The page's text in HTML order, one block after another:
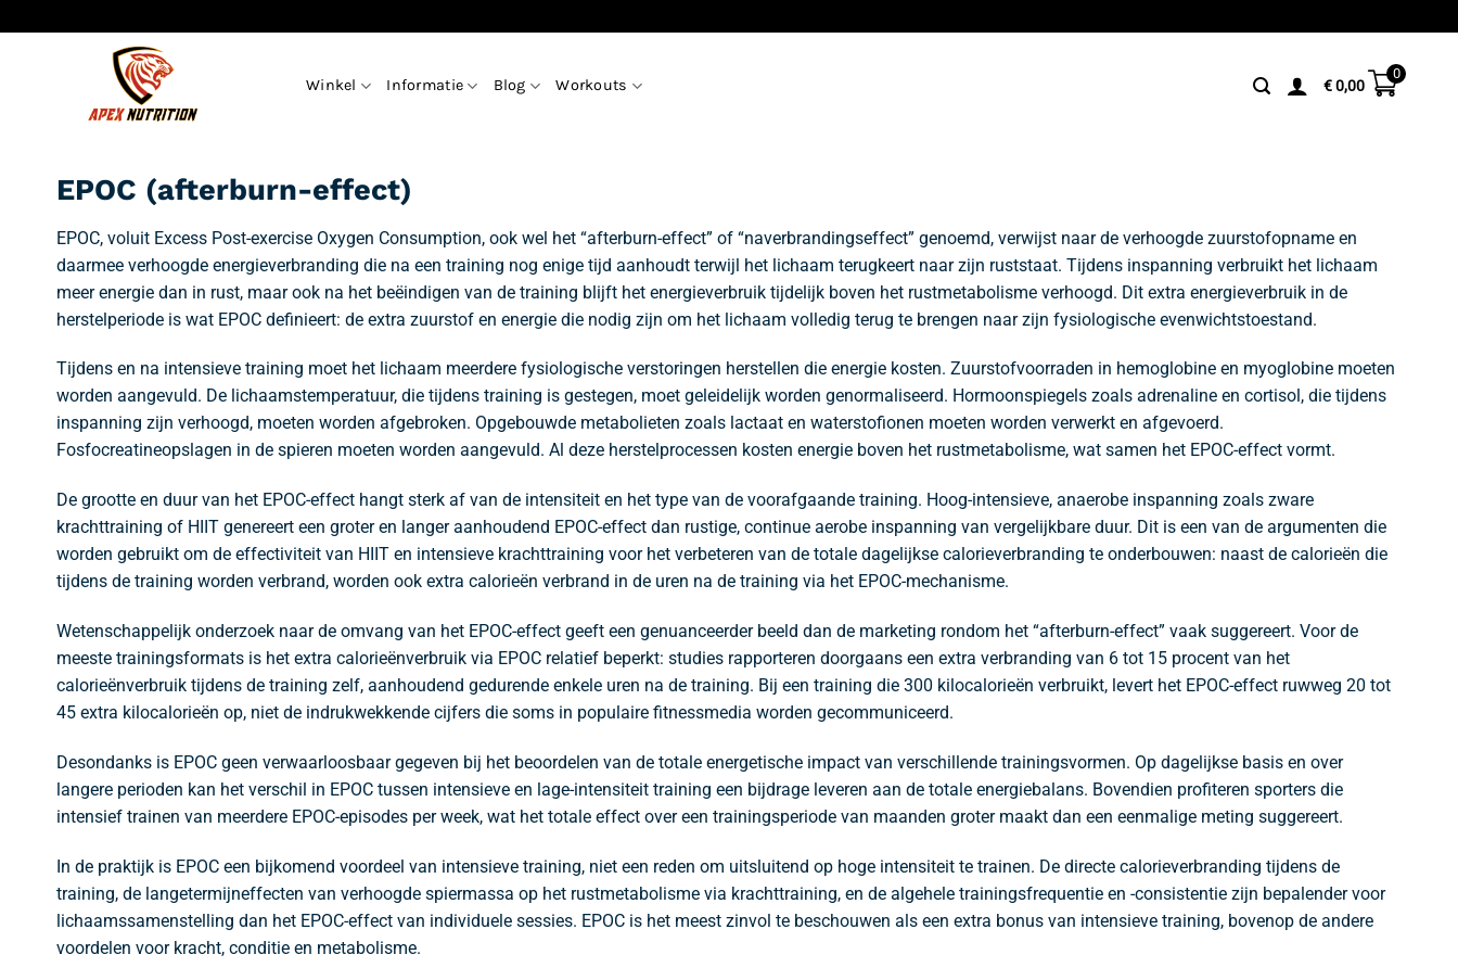
naar
Winkel Informatie Blog Workouts €0,00
0
EPOC (afterburn-effect)
EPOC, voluit Excess Post-exercise Oxygen Consumption, ook wel het “afterburn-effect” of “naverbrandingseffect” genoemd, verwijst naar de verhoogde zuurstofopname en
daarmee verhoogde energieverbranding die na een training nog enige tijd aanhoudt terwijl het lichaam terugkeert naar zijn ruststaat. Tijdens inspanning verbruikt het lichaam
meer energie dan in rust, maar ook na het beëindigen van de training blijft het energieverbruik tijdelijk boven het rustmetabolisme verhoogd. Dit extra energieverbruik in de
herstelperiode is wat EPOC definieert: de extra zuurstof en energie die nodig zijn om het lichaam volledig terug te brengen naar zijn fysiologische evenwichtstoestand.
Tijdens en na intensieve training moet het lichaam meerdere fysiologische verstoringen herstellen die energie kosten. Zuurstofvoorraden in hemoglobine en myoglobine moeten
worden aangevuld. De lichaamstemperatuur, die tijdens training is gestegen, moet geleidelijk worden genormaliseerd. Hormoonspiegels zoals adrenaline en cortisol, die tijdens
inspanning zijn verhoogd, moeten worden afgebroken. Opgebouwde metabolieten zoals lactaat en waterstofionen moeten worden verwerkt en afgevoerd.
Fosfocreatineopslagen in de spieren moeten worden aangevuld. Al deze herstelprocessen kosten energie boven het rustmetabolisme, wat samen het EPOC-effect vormt.
De grootte en duur van het EPOC-effect hangt sterk af van de intensiteit en het type van de voorafgaande training. Hoog-intensieve, anaerobe inspanning zoals zware
krachttraining of HIIT genereert een groter en langer aanhoudend EPOC-effect dan rustige, continue aerobe inspanning van vergelijkbare duur. Dit is een van de argumenten die
worden gebruikt om de effectiviteit van HIIT en intensieve krachttraining voor het verbeteren van de totale dagelijkse calorieverbranding te onderbouwen: naast de calorieën die
tijdens de training worden verbrand, worden ook extra calorieën verbrand in de uren na de training via het EPOC-mechanisme.
Wetenschappelijk onderzoek naar de omvang van het EPOC-effect geeft een genuanceerder beeld dan de marketing rondom het “afterburn-effect” vaak suggereert. Voor de
meeste trainingsformats is het extra calorieënverbruik via EPOC relatief beperkt: studies rapporteren doorgaans een extra verbranding van 6 tot 15 procent van het
calorieënverbruik tijdens de training zelf, aanhoudend gedurende enkele uren na de training. Bij een training die 300 kilocalorieën verbruikt, levert het EPOC-effect ruwweg 20 tot
45 extra kilocalorieën op, niet de indrukwekkende cijfers die soms in populaire fitnessmedia worden gecommuniceerd.
Desondanks is EPOC geen verwaarloosbaar gegeven bij het beoordelen van de totale energetische impact van verschillende trainingsvormen. Op dagelijkse basis en over
langere perioden kan het verschil in EPOC tussen intensieve en lage-intensiteit training een bijdrage leveren aan de totale energiebalans. Bovendien profiteren sporters die
intensief trainen van meerdere EPOC-episodes per week, wat het totale effect over een trainingsperiode van maanden groter maakt dan een eenmalige meting suggereert.
In de praktijk is EPOC een bijkomend voordeel van intensieve training, niet een reden om uitsluitend op hoge intensiteit te trainen. De directe calorieverbranding tijdens de
training, de langetermijneffecten van verhoogde spiermassa op het rustmetabolisme via krachttraining, en de algehele trainingsfrequentie en -consistentie zijn bepalender voor
lichaamssamenstelling dan het EPOC-effect van individuele sessies. EPOC is het meest zinvol te beschouwen als een extra bonus van intensieve training, bovenop de andere
voordelen voor kracht, conditie en metabolisme.